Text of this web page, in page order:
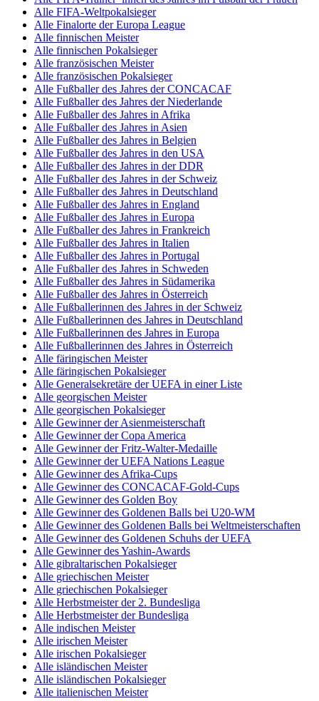
Alle FIFA-Weltpokalsieger
Alle Finalorte der Europa League
Alle finnischen Meister
Alle finnischen Pokalsieger
Alle französischen Meister
Alle französischen Pokalsieger
Alle Fußballer des Jahres der CONCACAF
Alle Fußballer des Jahres der Niederlande
Alle Fußballer des Jahres in Afrika
Alle Fußballer des Jahres in Asien
Alle Fußballer des Jahres in Belgien
Alle Fußballer des Jahres in den USA
Alle Fußballer des Jahres in der DDR
Alle Fußballer des Jahres in der Schweiz
Alle Fußballer des Jahres in Deutschland
Alle Fußballer des Jahres in England
Alle Fußballer des Jahres in Europa
Alle Fußballer des Jahres in Frankreich
Alle Fußballer des Jahres in Italien
Alle Fußballer des Jahres in Portugal
Alle Fußballer des Jahres in Schweden
Alle Fußballer des Jahres in Südamerika
Alle Fußballer des Jahres in Österreich
Alle Fußballerinnen des Jahres in der Schweiz
Alle Fußballerinnen des Jahres in Deutschland
Alle Fußballerinnen des Jahres in Europa
Alle Fußballerinnen des Jahres in Österreich
Alle färingischen Meister
Alle färingischen Pokalsieger
Alle Generalsekretäre der UEFA in einer Liste
Alle georgischen Meister
Alle georgischen Pokalsieger
Alle Gewinner der Asienmeisterschaft
Alle Gewinner der Copa America
Alle Gewinner der Fritz-Walter-Medaille
Alle Gewinner der UEFA Nations League
Alle Gewinner des Afrika-Cups
Alle Gewinner des CONCACAF-Gold-Cups
Alle Gewinner des Golden Boy
Alle Gewinner des Goldenen Balls bei U20-WM
Alle Gewinner des Goldenen Balls bei Weltmeisterschaften
Alle Gewinner des Goldenen Schuhs der UEFA
Alle Gewinner des Yashin-Awards
Alle gibraltarischen Pokalsieger
Alle griechischen Meister
Alle griechischen Pokalsieger
Alle Herbstmeister der 2. Bundesliga
Alle Herbstmeister der Bundesliga
Alle indischen Meister
Alle irischen Meister
Alle irischen Pokalsieger
Alle isländischen Meister
Alle isländischen Pokalsieger
Alle italienischen Meister